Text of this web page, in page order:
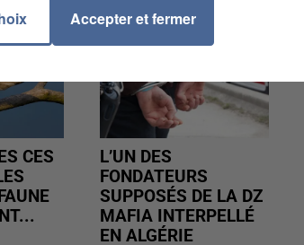
CES
L’UN DES
FONDATEURS
SUPPOSÉS DE LA DZ
MAFIA INTERPELLÉ
EN ALGÉRIE
Accepter et fermer